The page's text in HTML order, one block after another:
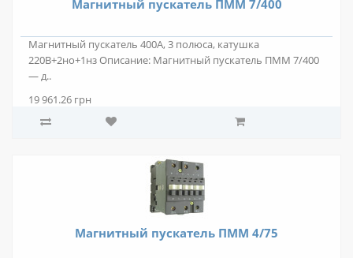
Магнитный пускатель ПММ 7/400
Магнитный пускатель 400А, 3 полюса, катушка
220В+2но+1нз Описание: Магнитный пускатель ПММ 7/400
— д..
19 961.26 грн
Магнитный пускатель ПММ 4/75